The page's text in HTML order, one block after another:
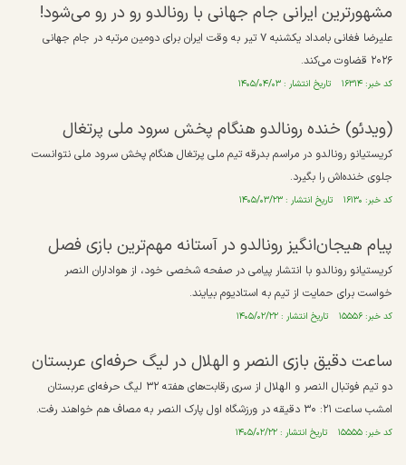
مشهورترین ایرانی جام جهانی با رونالدو رو در رو می‌شود!
علیرضا فغانی بامداد یکشنبه ۷ تیر به وقت ایران برای دومین مرتبه در جام جهانی
۲۰۲۶ قضاوت می‌کند.
کد خبر: ۱۶۳۱۴ تاریخ انتشار : ۱۴۰۵/۰۴/۰۳
(ویدئو) خنده رونالدو هنگام پخش سرود ملی پرتغال
کریستیانو رونالدو در مراسم بدرقه تیم ملی پرتغال هنگام پخش سرود ملی نتوانست
جلوی خنده‌اش را بگیرد.
کد خبر: ۱۶۱۳۰ تاریخ انتشار : ۱۴۰۵/۰۳/۲۳
پیام هیجان‌انگیز رونالدو در آستانه مهم‌ترین بازی فصل
کریستیانو رونالدو با انتشار پیامی در صفحه شخصی خود، از هواداران النصر
خواست برای حمایت از تیم به استادیوم بیایند.
کد خبر: ۱۵۵۵۶ تاریخ انتشار : ۱۴۰۵/۰۲/۲۲
ساعت دقیق بازی النصر و الهلال در لیگ حرفه‌ای عربستان
دو تیم فوتبال النصر و الهلال از سری رقابت‌های هفته ۳۲ لیگ حرفه‌ای عربستان
امشب ساعت ۲۱: ۳۰ دقیقه در ورزشگاه اول پارک النصر به مصاف هم خواهند رفت.
کد خبر: ۱۵۵۵۵ تاریخ انتشار : ۱۴۰۵/۰۲/۲۲